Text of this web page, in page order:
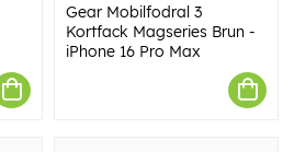
Gear Mobilfodral 3
Kortfack Magseries Brun -
iPhone 16 Pro Max